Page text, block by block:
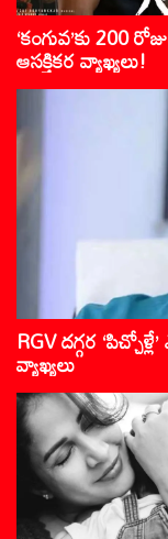
‘కంగువ’కు 200
ఆసక్తికర వ్యాఖ్యలు!
RGV దగ్గర
వ్యాఖ్యలు